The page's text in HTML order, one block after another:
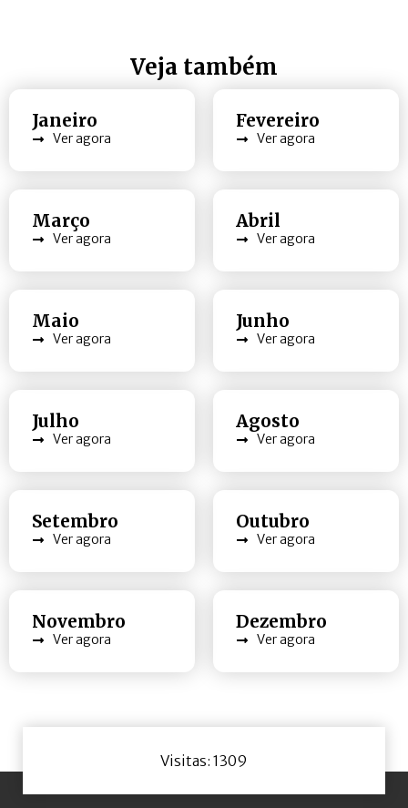
Veja também
Janeiro
Ver agora
Fevereiro
Ver agora
Março
Ver agora
Abril
Ver agora
Maio
Ver agora
Junho
Ver agora
Julho
Ver agora
Agosto
Ver agora
Setembro
Ver agora
Outubro
Ver agora
Novembro
Ver agora
Dezembro
Ver agora
Visitas: 1309